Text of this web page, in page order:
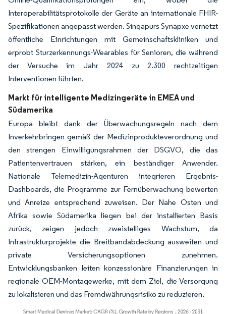
Interoperabilitätsprotokolle der Geräte an internationale FHIR-
Spezifikationen angepasst werden. Singapurs Synapxe vernetzt
öffentliche Einrichtungen mit Gemeinschaftskliniken und
erprobt Sturzerkennungs-Wearables für Senioren, die während
der Versuche im Jahr 2024 zu 2.300 rechtzeitigen
Interventionen führten.
Markt für intelligente Medizingeräte in EMEA und
Südamerika
Europa bleibt dank der Überwachungsregeln nach dem
Inverkehrbringen gemäß der Medizinprodukteverordnung und
den strengen Einwilligungsrahmen der DSGVO, die das
Patientenvertrauen stärken, ein beständiger Anwender.
Nationale Telemedizin-Agenturen integrieren Ergebnis-
Dashboards, die Programme zur Fernüberwachung bewerten
und Anreize entsprechend zuweisen. Der Nahe Osten und
Afrika sowie Südamerika liegen bei der installierten Basis
zurück, zeigen jedoch zweistelliges Wachstum, da
Infrastrukturprojekte die Breitbandabdeckung ausweiten und
private Versicherungsoptionen zunehmen.
Entwicklungsbanken leiten konzessionäre Finanzierungen in
regionale OEM-Montagewerke, mit dem Ziel, die Versorgung
zu lokalisieren und das Fremdwährungsrisiko zu reduzieren.